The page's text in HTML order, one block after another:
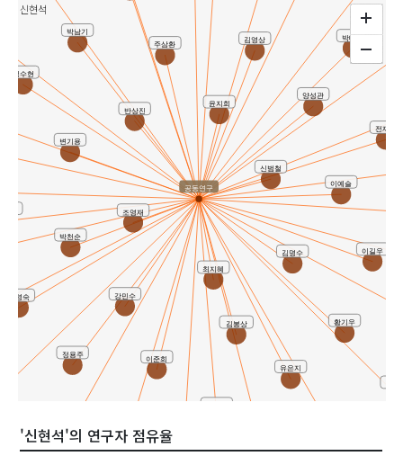
신현석
김봉상
정주영
전재은
이길우
변기용
주삼환
유은지
박대권
김명수
윤지희
김영상
양성관
정수현
황기우
신범철
반상진
조영재
정용주
박천순
강민수
최지혜
윤인숙
이준희
박남기
이예슬
박영숙
공동연구
'신현석'의 연구자 점유율